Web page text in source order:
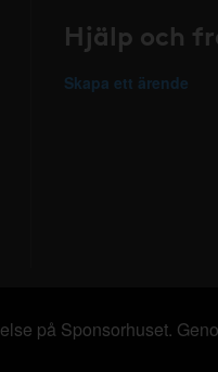
Hjälp och
Skapa ett ärende
på Sponsorhuset.